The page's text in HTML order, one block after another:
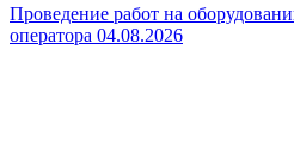
Проведение работ на
оператора 04.08.2026